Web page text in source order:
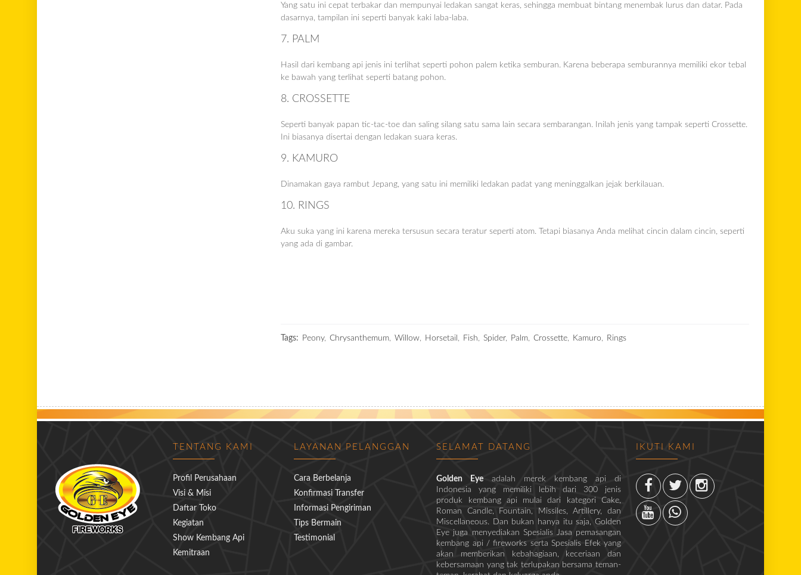
Yang satu ini cepat terbakar dan mempunyai ledakan sangat keras, sehingga membuat bintang menembak lurus dan datar. Pada
dasarnya, tampilan ini seperti banyak kaki laba-laba.
7. PALM
Hasil dari kembang api jenis ini terlihat seperti pohon palem ketika semburan. Karena beberapa semburannya memiliki ekor tebal
ke bawah yang terlihat seperti batang pohon.
8. CROSSETTE
Seperti banyak papan tic-tac-toe dan saling silang satu sama lain secara sembarangan. Inilah jenis yang tampak seperti Crossette.
Ini biasanya disertai dengan ledakan suara keras.
9. KAMURO
Dinamakan gaya rambut Jepang, yang satu ini memiliki ledakan padat yang meninggalkan jejak berkilauan.
10. RINGS
Aku suka yang ini karena mereka tersusun secara teratur seperti atom. Tetapi biasanya Anda melihat cincin dalam cincin, seperti
yang ada di gambar.
Tags: Peony, Chrysanthemum, Willow, Horsetail , Fish, Spider, Palm, Crossette, Kamuro, Rings
TENTANG KAMI
Profil Perusahaan
Visi & Misi
Daftar Toko
Kegiatan
Show Kembang Api
Kemitraan
LAYANAN PELANGGAN
Cara Berbelanja
Konfirmasi Transfer
Informasi Pengiriman
Tips Bermain
Testimonial
SELAMAT DATANG
Golden Eye adalah merek kembang api di
Indonesia yang memiliki lebih dari 300 jenis
produk kembang api mulai dari kategori Cake,
Roman Candle, Fountain, Missiles, Artillery, dan
Miscellaneous. Dan bukan hanya itu saja, Golden
Eye juga menyediakan Spesialis Jasa pemasangan
kembang api / fireworks serta Spesialis Efek yang
akan memberikan kebahagiaan, keceriaan dan
kebersamaan yang tak terlupakan bersama teman-
IKUTI KAMI